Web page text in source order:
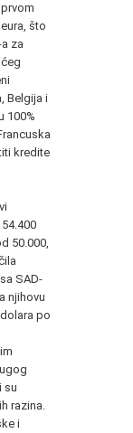
što
za
Belgija i
100%
kredite
50.000,
SAD-
njihovu
po
su
razina.
i